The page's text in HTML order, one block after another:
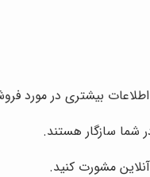
شما سازگار هستند.
مشورت کنید.